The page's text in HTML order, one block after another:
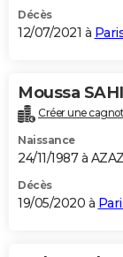
Décès
12/07/2021 à
Moussa SAHI
Créer une
Naissance
24/11/1987 à
Décès
19/05/2020 à